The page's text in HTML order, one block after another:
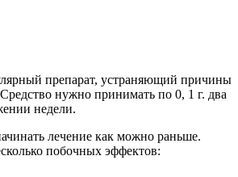
препарат, устраняющий причины
нужно принимать по 0, 1 г. два
недели.
лечение как можно раньше.
побочных эффектов: